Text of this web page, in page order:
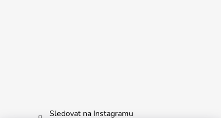
Sledovat na Instagramu